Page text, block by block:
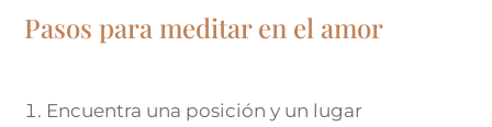
Pasos para meditar en el amor
Encuentra una posición y un lugar